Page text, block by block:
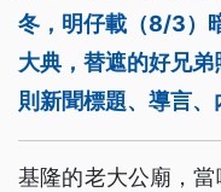
冬，明仔載（8/3）
大典，替遮的好兄
則新聞標題、導言、
基隆的老大公廟，